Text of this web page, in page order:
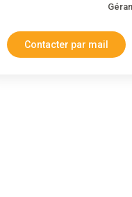
Contacter par mail